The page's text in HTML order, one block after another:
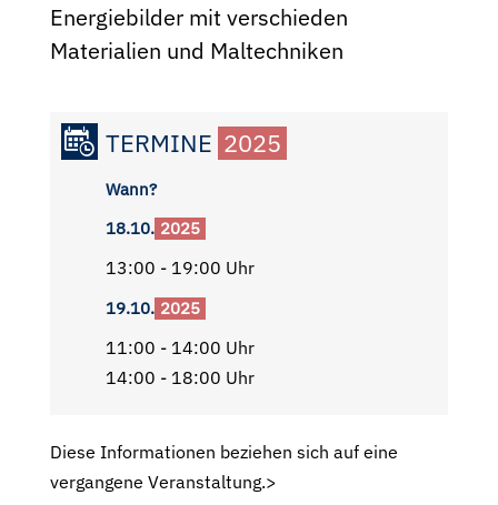
Energiebilder mit verschieden
Materialien und Maltechniken
TERMINE 2025
Wann?
18.10. 2025
13:00 - 19:00 Uhr
19.10. 2025
11:00 - 14:00 Uhr
14:00 - 18:00 Uhr
Diese Informationen beziehen sich auf eine
vergangene Veranstaltung.>